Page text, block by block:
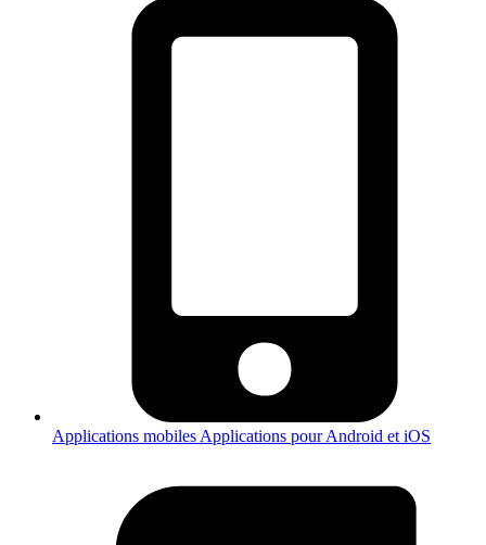
Applications mobiles Applications pour Android et iOS